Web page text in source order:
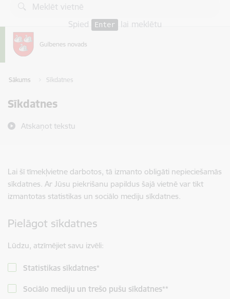
Pāriet uz lapas saturu
Spied
Enter lai meklētu
Sākums Sīkdatnes
Sīkdatnes
Atskaņot tekstu
Lai šī tīmekļvietne darbotos, tā izmanto obligāti nepieciešamās
sīkdatnes. Ar Jūsu piekrišanu papildus šajā vietnē var tikt
izmantotas statistikas un sociālo mediju sīkdatnes.
Pielāgot sīkdatnes
Lūdzu, atzīmējiet savu izvēli:
Statistikas sīkdatnes*
Sociālo mediju un trešo pušu sīkdatnes**